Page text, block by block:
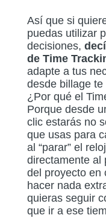
Así que si
puedas utilizar
decisiones,
de Time
adapte a tus
desde billage
¿Por qué el
Porque desde
clic estarás no
que usas para
al “parar” el
directamente al
del proyecto en
hacer nada
quieras seguir
que ir a ese